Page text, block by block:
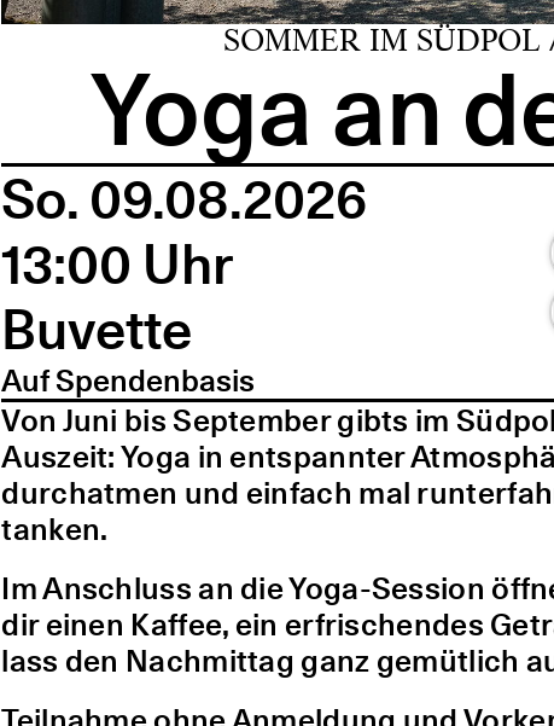
SOMMER IM
Yoga an
So. 09.08.2026
13:00 Uhr
Buvette
Auf Spendenbasis
Von Juni bis September gibts im
Auszeit: Yoga in entspannter
durchatmen und einfach mal
tanken.
Im Anschluss an die Yoga-Session
dir einen Kaffee, ein erfrischendes
lass den Nachmittag ganz gemütlich